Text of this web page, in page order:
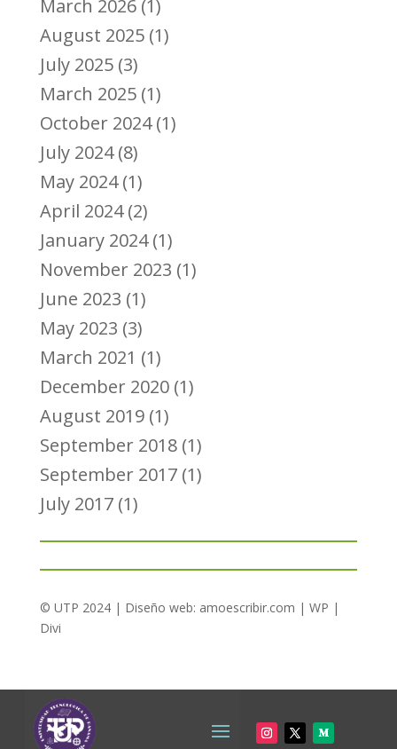
March 2026(1)
August 2025(1)
July 2025(3)
March 2025(1)
October 2024(1)
July 2024(8)
May 2024(1)
April 2024(2)
January 2024(1)
November 2023 (1)
June 2023 (1)
May 2023 (3)
March 2021 (1)
December 2020(1)
August 2019(1)
September 2018(1)
September 2017(1)
July 2017(1)
© UTP 2024 | Diseño web: amoescribir.com | WP |
Divi